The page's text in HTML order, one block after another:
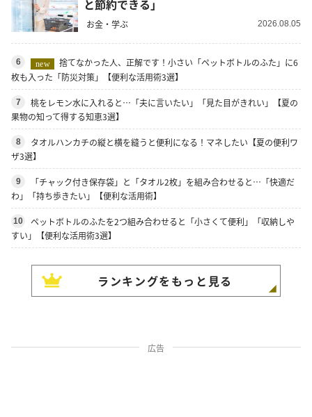
と節約できる」
お金・学ぶ 2026.08.05
6 new
捨てなかった人、正解です！小さい「ペットボトルのふた」に6
枚も入った「防災対策」【便利な活用術3選】
7
桃をレモン水に入れると…「夫に言いたい」「見た目がきれい」【夏の
果物の知って得する知恵3選】
8
タオルハンカチの縦と横を縫うと便利になる！マネしたい【夏の便利ワ
ザ3選】
9
「チャック付き保存袋」と「タオル2枚」を組み合わせると…「快適だ
わ」「持ち歩きたい」【便利な活用術】
10
ペットボトルのふたを2つ組み合わせると「小さくて便利」「収納しや
すい」【便利な活用術3選】
ランキングをもっと見る
広告